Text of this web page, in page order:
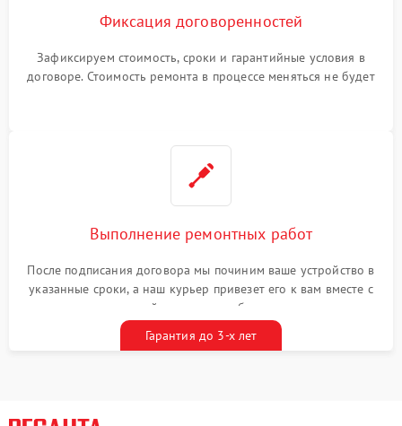
Фиксация договоренностей
Зафиксируем стоимость, сроки и гарантийные условия в
договоре. Стоимость ремонта в процессе меняться не будет
Выполнение ремонтных работ
После подписания договора мы починим ваше устройство в
указанные сроки, а наш курьер привезет его к вам вместе с
гарантийным талоном бесплатно
Гарантия до 3-х лет